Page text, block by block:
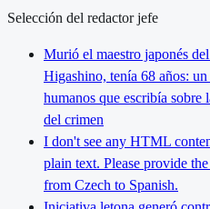
Selección del redactor jefe
Murió el maestro japonés
Higashino, tenía 68 años:
humanos que escribía sobre
del crimen
I don't see any HTML
plain text. Please provide
from Czech to Spanish.